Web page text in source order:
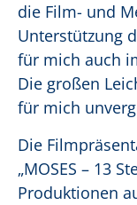
die Film- und
Unterstützung
für mich auch
Die großen
für mich
Die
„MOSES – 13
Produktionen